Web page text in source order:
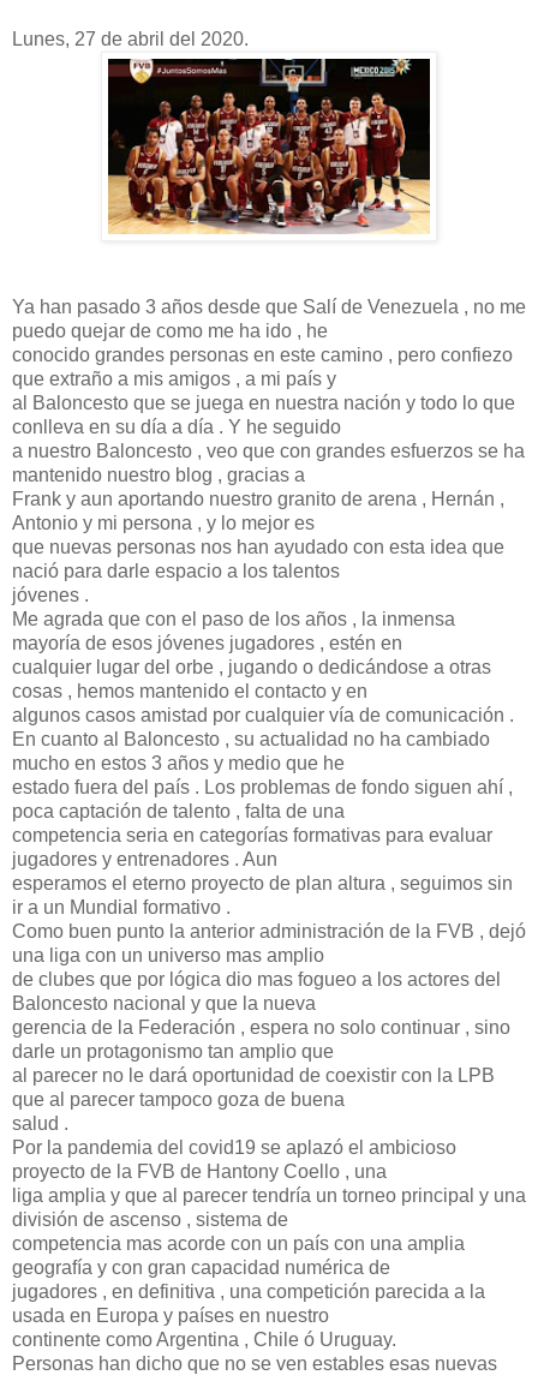
Lunes, 27 de abril del 2020.
Ya han pasado 3 años desde que Salí de Venezuela , no me
puedo quejar de como me ha ido , he
conocido grandes personas en este camino , pero confiezo
que extraño a mis amigos , a mi país y
al Baloncesto que se juega en nuestra nación y todo lo que
conlleva en su día a día . Y he seguido
a nuestro Baloncesto , veo que con grandes esfuerzos se ha
mantenido nuestro blog , gracias a
Frank y aun aportando nuestro granito de arena , Hernán ,
Antonio y mi persona , y lo mejor es
que nuevas personas nos han ayudado con esta idea que
nació para darle espacio a los talentos
jóvenes .
Me agrada que con el paso de los años , la inmensa
mayoría de esos jóvenes jugadores , estén en
cualquier lugar del orbe , jugando o dedicándose a otras
cosas , hemos mantenido el contacto y en
algunos casos amistad por cualquier vía de comunicación .
En cuanto al Baloncesto , su actualidad no ha cambiado
mucho en estos 3 años y medio que he
estado fuera del país . Los problemas de fondo siguen ahí ,
poca captación de talento , falta de una
competencia seria en categorías formativas para evaluar
jugadores y entrenadores . Aun
esperamos el eterno proyecto de plan altura , seguimos sin
ir a un Mundial formativo .
Como buen punto la anterior administración de la FVB , dejó
una liga con un universo mas amplio
de clubes que por lógica dio mas fogueo a los actores del
Baloncesto nacional y que la nueva
gerencia de la Federación , espera no solo continuar , sino
darle un protagonismo tan amplio que
al parecer no le dará oportunidad de coexistir con la LPB
que al parecer tampoco goza de buena
salud .
Por la pandemia del covid19 se aplazó el ambicioso
proyecto de la FVB de Hantony Coello , una
liga amplia y que al parecer tendría un torneo principal y una
división de ascenso , sistema de
competencia mas acorde con un país con una amplia
geografía y con gran capacidad numérica de
jugadores , en definitiva , una competición parecida a la
usada en Europa y países en nuestro
continente como Argentina , Chile ó Uruguay.
Personas han dicho que no se ven estables esas nuevas